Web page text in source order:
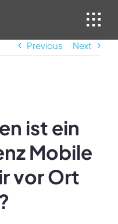
Previous
Next
ist ein
Mobile
vor Ort